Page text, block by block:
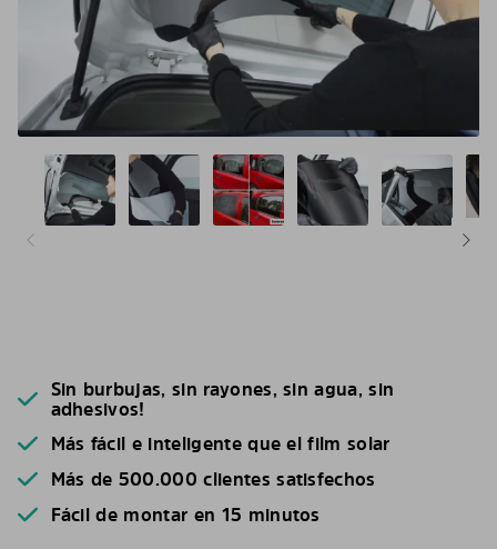
Sin burbujas, sin rayones, sin agua, sin
adhesivos!
Más fácil e inteligente que el film solar
Más de 500.000 clientes satisfechos
Fácil de montar en 15 minutos